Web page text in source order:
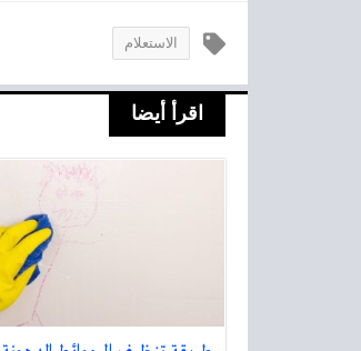
الاستعلام
اقرأ أيضا